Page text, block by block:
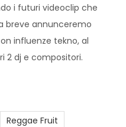
i futuri videoclip che
breve annunceremo
influenze tekno, al
2 dj e compositori.
Reggae Fruit